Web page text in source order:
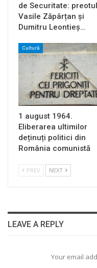
de Securitate: preotul
Vasile Zăpârțan și
Dumitru Leontieș…
Cultură
1 august 1964.
Eliberarea ultimilor
deținuți politici din
România comunistă
PREV NEXT
LEAVE A REPLY
Your email